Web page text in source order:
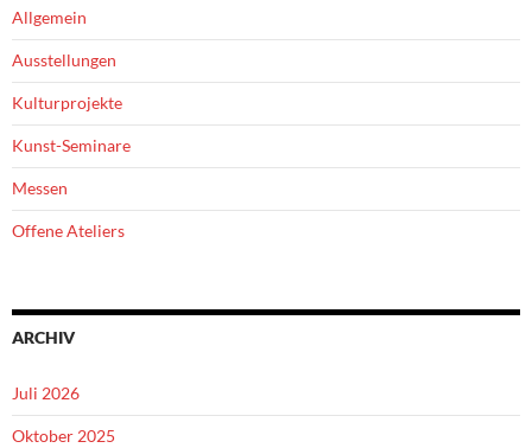
Allgemein
Ausstellungen
Kulturprojekte
Kunst-Seminare
Messen
Offene Ateliers
ARCHIV
Juli 2026
Oktober 2025